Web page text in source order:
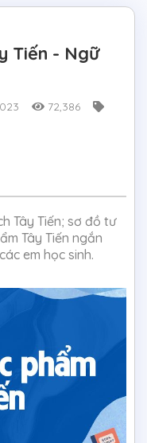
Tiến - Ngữ
72,386
Tây Tiến; sơ đồ tư
Tây Tiến ngắn
em học sinh.